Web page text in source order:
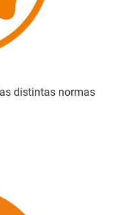
distintas normas